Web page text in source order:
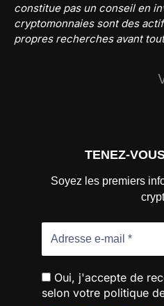
constitue pas un conseil en
cryptomonnaies sont des
propres recherches avant
TENEZ-
Soyez les premiers
Oui, j'accepte de
selon votre politique